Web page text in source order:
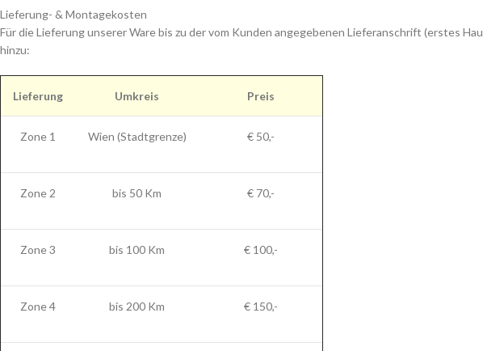
Lieferung- & Montagekosten
Für die Lieferung unserer Ware bis zu der vom Kunden angegebenen Lieferanschrift (erstes
hinzu:
Lieferung Umkreis Preis
Zone 1 Wien (Stadtgrenze) € 50,-
Zone 2 bis 50 Km € 70,-
Zone 3 bis 100 Km € 100,-
Zone 4 bis 200 Km € 150,-